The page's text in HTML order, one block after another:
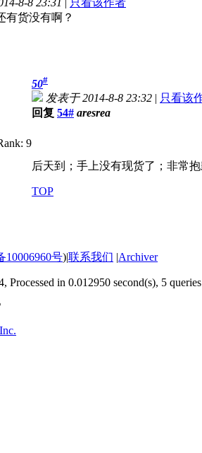
8-8 23:31 | 只看该作者
有货没有啊？
50#
发表于 2014-8-8 23:32 | 只看该
回复 54# aresrea
后天到；手上没有现货了；非常
TOP
10006960号)|联系我们 |Archiver
Processed in 0.012950 second(s), 5 queries